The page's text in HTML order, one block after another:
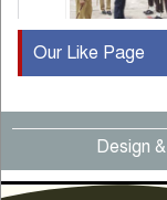
৫
৬
Our Like Page
Design